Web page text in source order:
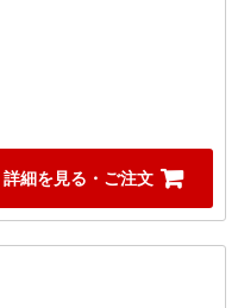
詳細を見る・ご注文